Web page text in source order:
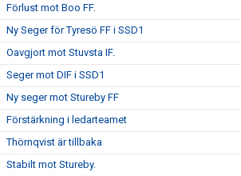
Förlust mot Boo FF.
Ny Seger för Tyresö FF i SSD1
Oavgjort mot Stuvsta IF.
Seger mot DIF i SSD1
Ny seger mot Stureby FF
Förstärkning i ledarteamet
Thörnqvist är tillbaka
Stabilt mot Stureby.